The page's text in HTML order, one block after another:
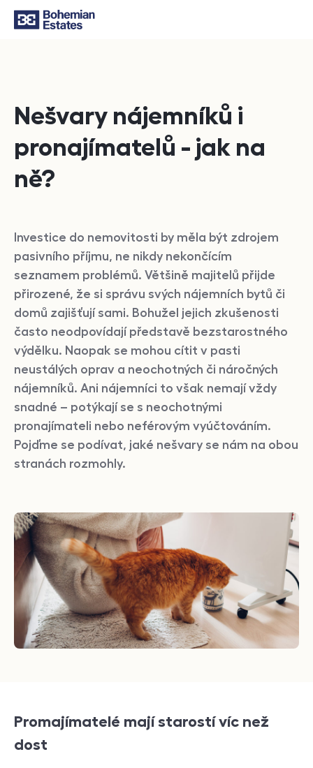
Nešvary nájemníků i
pronajímatelů - jak na
ně?
Investice do nemovitosti by měla být zdrojem
pasivního příjmu, ne nikdy nekončícím
seznamem problémů. Většině majitelů přijde
přirozené, že si správu svých nájemních bytů či
domů zajišťují sami. Bohužel jejich zkušenosti
často neodpovídají představě bezstarostného
výdělku. Naopak se mohou cítit v pasti
neustálých oprav a neochotných či náročných
nájemníků. Ani nájemníci to však nemají vždy
snadné – potýkají se s neochotnými
pronajímateli nebo neférovým vyúčtováním.
Pojďme se podívat, jaké nešvary se nám na obou
stranách rozmohly.
Promajímatelé mají starostí víc než
dost